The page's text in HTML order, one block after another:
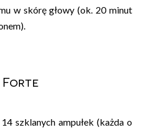
w skórę głowy (ok. 20 minut
Forte
szklanych ampułek (każda o